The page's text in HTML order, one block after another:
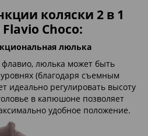
коляски 2 в 1
Choco:
люлька
флавио, люлька может быть
(благодаря съемным
идеально регулировать высоту
в капюшоне позволяет
удобное положение.